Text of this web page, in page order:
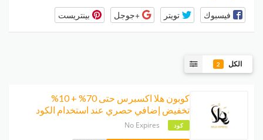
فيسبوك تويتر +جوجل بينتريست
الكل 2
كوبون هلا اكسبرس حتى 70% + 10%
تخفيض إضافي حصري عند استخدام الكود
كود No Expires